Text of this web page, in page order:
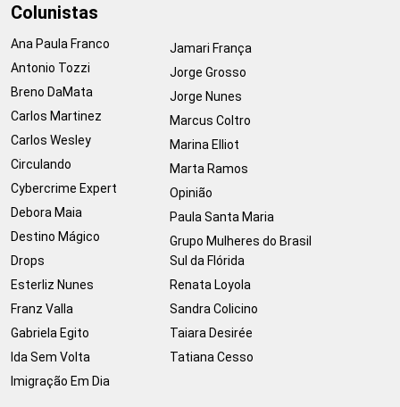
Colunistas
Ana Paula Franco
Antonio Tozzi
Breno DaMata
Carlos Martinez
Carlos Wesley
Circulando
Cybercrime Expert
Debora Maia
Destino Mágico
Drops
Esterliz Nunes
Franz Valla
Gabriela Egito
Ida Sem Volta
Imigração Em Dia
Jamari França
Jorge Grosso
Jorge Nunes
Marcus Coltro
Marina Elliot
Marta Ramos
Opinião
Paula Santa Maria
Grupo Mulheres do Brasil
Sul da Flórida
Renata Loyola
Sandra Colicino
Taiara Desirée
Tatiana Cesso